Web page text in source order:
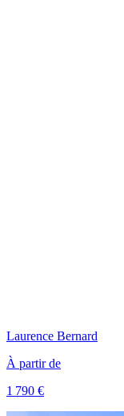
Laurence Bernard
À partir de
1 790 €